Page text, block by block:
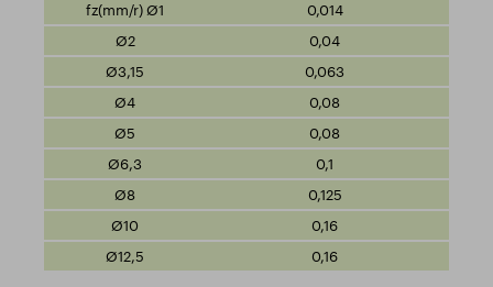
0,014
0,04
0,063
0,08
0,08
0,1
0,125
0,16
0,16